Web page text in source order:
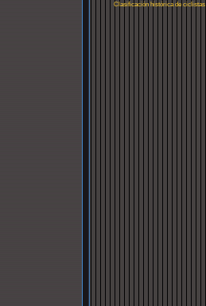
Clasificación histórica de ciclistas